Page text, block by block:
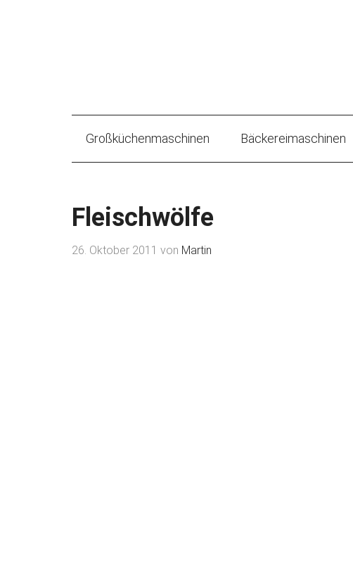
Großküchenmaschinen Bäckereimaschinen
Fleischwölfe
26. Oktober 2011 von Martin